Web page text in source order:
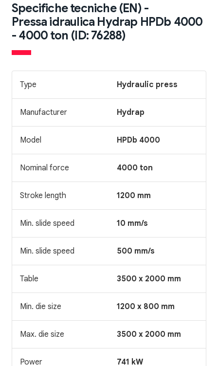
Specifiche tecniche (EN) -
Pressa idraulica Hydrap HPDb 4000
- 4000 ton (ID: 76288)
Type Hydraulic press
Manufacturer Hydrap
Model HPDb 4000
Nominal force 4000 ton
Stroke length 1200 mm
Min. slide speed 10 mm/s
Min. slide speed 500 mm/s
Table 3500 x 2000 mm
Min. die size 1200 x 800 mm
Max. die size 3500 x 2000 mm
Power 741 kW